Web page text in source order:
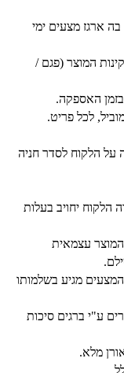
ארגז מצעים ימי
המוצר (פגם /
האספקה.
על הלקוח לסדר חניה
הלקוח יחויב בעלות
המוצר עצמאית
מגיע בשלמותו
ע"י ברגים סיכות
מלא.